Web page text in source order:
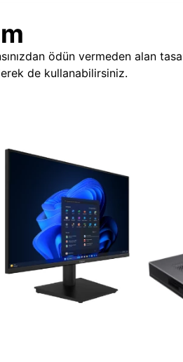
ödün vermeden alan
de kullanabilirsiniz.